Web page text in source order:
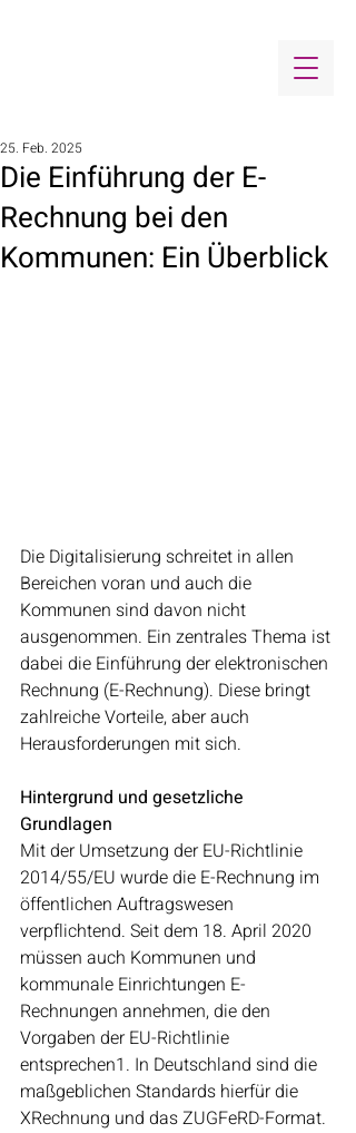
Die Einführung der E-
Rechnung bei den
Kommunen: Ein Überblick
25. Feb. 2025
Die Digitalisierung schreitet in allen
Bereichen voran und auch die
Kommunen sind davon nicht
ausgenommen. Ein zentrales Thema ist
dabei die Einführung der elektronischen
Rechnung (E-Rechnung). Diese bringt
zahlreiche Vorteile, aber auch
Herausforderungen mit sich.
Hintergrund und gesetzliche
Grundlagen
Mit der Umsetzung der EU-Richtlinie
2014/55/EU wurde die E-Rechnung im
öffentlichen Auftragswesen
verpflichtend. Seit dem 18. April 2020
müssen auch Kommunen und
kommunale Einrichtungen E-
Rechnungen annehmen, die den
Vorgaben der EU-Richtlinie
entsprechen1. In Deutschland sind die
maßgeblichen Standards hierfür die
XRechnung und das ZUGFeRD-Format.